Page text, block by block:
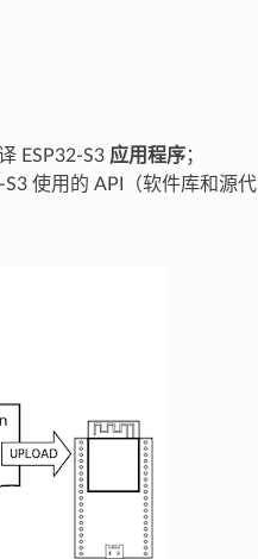
ESP32-S3 应用程序；
使用的 API（软件库和源代